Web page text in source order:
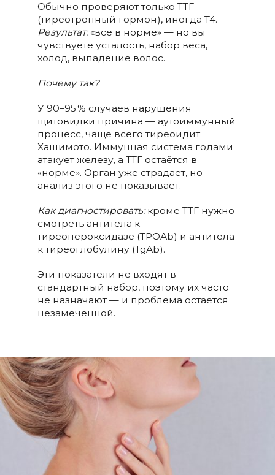
Обычно проверяют только ТТГ
(тиреотропный гормон), иногда T4.
Результат:«всё в норме» — но вы
чувствуете усталость, набор веса,
холод, выпадение волос.
Почему так?
У 90–95 % случаев нарушения
щитовидки причина — аутоиммунный
процесс, чаще всего тиреоидит
Хашимото. Иммунная система годами
атакует железу, а ТТГ остаётся в
«норме». Орган уже страдает, но
анализ этого не показывает.
Как диагностировать:кроме ТТГ нужно
смотреть антитела к
тиреопероксидазе (TPOAb) и антитела
к тиреоглобулину (TgAb).
Эти показатели не входят в
стандартный набор, поэтому их часто
не назначают — и проблема остаётся
незамеченной.